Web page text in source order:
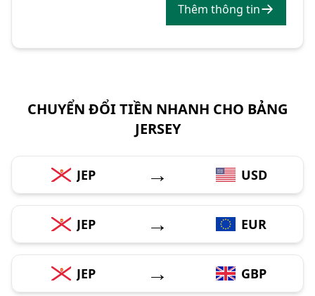
Thêm thông tin
CHUYỂN ĐỔI TIỀN NHANH CHO BẢNG
JERSEY
JEP → USD
JEP → EUR
JEP → GBP